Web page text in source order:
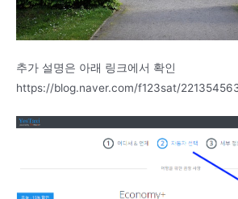
추가 설명은 아래 링크에서 확인
https://blog.naver.com/f123sat/